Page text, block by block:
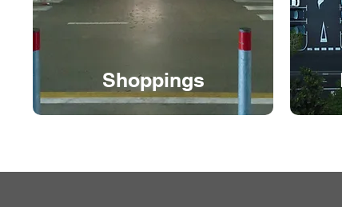
Shoppings